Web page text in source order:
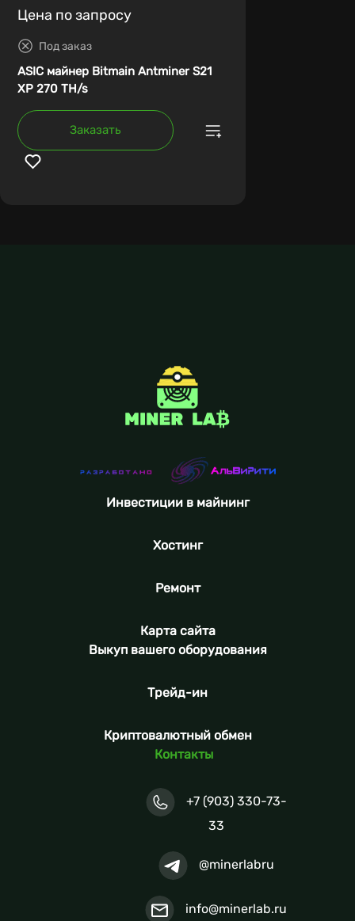
Цена по запросу
Под заказ
ASIC майнер Bitmain Antminer S21
XP 270 TH/s
Заказать
Инвестиции в майнинг
Хостинг
Ремонт
Карта сайта
Выкуп вашего оборудования
Трейд-ин
Криптовалютный обмен
Контакты
+7 (903) 330-73-
33
@minerlabru
info@minerlab.ru